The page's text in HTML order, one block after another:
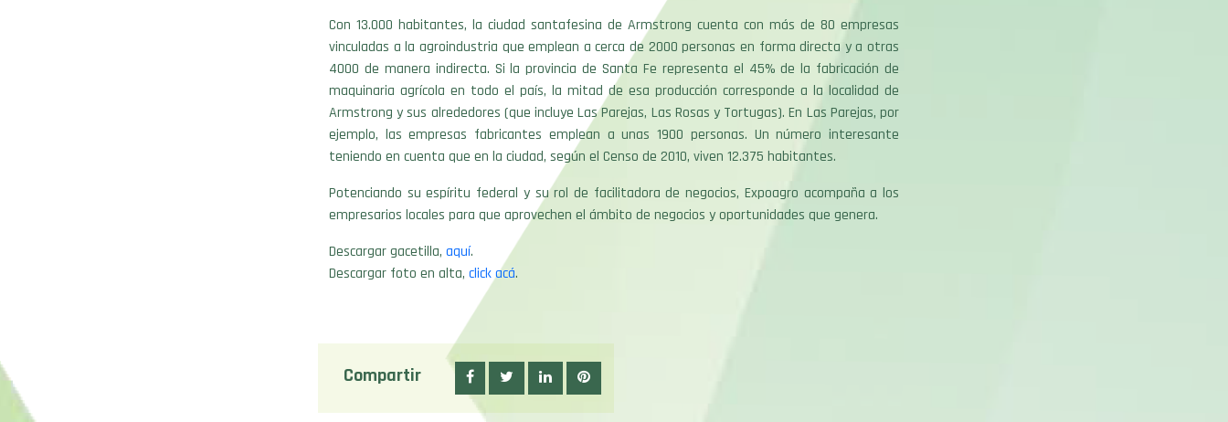
Con 13.000 habitantes, la ciudad santafesina de Armstrong cuenta con más de 80 empresas
vinculadas a la agroindustria que emplean a cerca de 2000 personas en forma directa y a otras
4000 de manera indirecta. Si la provincia de Santa Fe representa el 45% de la fabricación de
maquinaria agrícola en todo el país, la mitad de esa producción corresponde a la localidad de
Armstrong y sus alrededores (que incluye Las Parejas, Las Rosas y Tortugas). En Las Parejas, por
ejemplo, las empresas fabricantes emplean a unas 1900 personas. Un número interesante
teniendo en cuenta que en la ciudad, según el Censo de 2010, viven 12.375 habitantes.
Potenciando su espíritu federal y su rol de facilitadora de negocios, Expoagro acompaña a los
empresarios locales para que aprovechen el ámbito de negocios y oportunidades que genera.
Descargar gacetilla, aquí.
Descargar foto en alta, click acá.
Compartir